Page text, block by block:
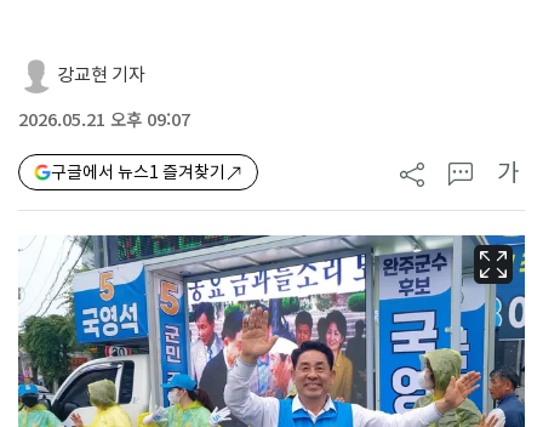
강교현 기자
2026.05.21 오후 09:07
구글에서 뉴스1 즐겨찾기 가